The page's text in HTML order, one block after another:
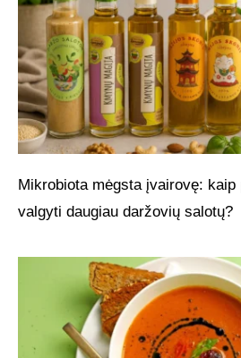
Mikrobiota mėgsta įvairovę:
valgyti daugiau daržovių salotų?